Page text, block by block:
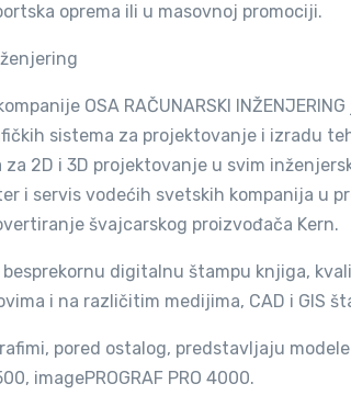
oprema ili u masovnoj promociji.
inženjering
OSA RAČUNARSKI
sistema za projektovanje i izradu
2D i 3D projektovanje u svim
i servis vodećih svetskih kompanija u
švajcarskog proizvođača Kern.
besprekornu digitalnu štampu knjiga,
i na različitim medijima, CAD i GIS
pored ostalog, predstavljaju
imagePROGRAF PRO 4000.